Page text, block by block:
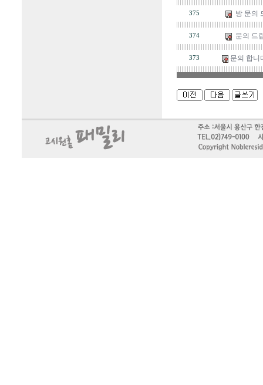
375 방 문의
374 문의 드
373 문의 합니